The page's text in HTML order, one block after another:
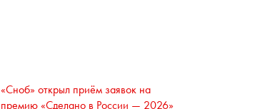
«Сноб» открыл приём заявок на
премию «Сделано в России — 2026»